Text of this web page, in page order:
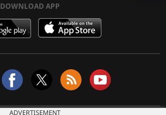
DOWNLOAD APP
ADVERTISEMENT